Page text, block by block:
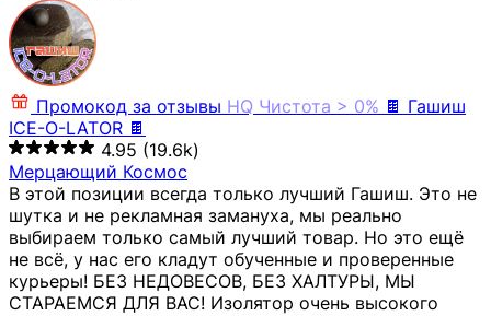
Промокод за отзывы HQ Чистота > 0% 🍫 Гашиш
ICE-O-LATOR 🍫
4.95 (19.6k)
Мерцающий Космос
В этой позиции всегда только лучший Гашиш. Это не
шутка и не рекламная замануха, мы реально
выбираем только самый лучший товар. Но это ещё
не всё, у нас его кладут обученные и проверенные
курьеры! БЕЗ НЕДОВЕСОВ, БЕЗ ХАЛТУРЫ, МЫ
СТАРАЕМСЯ ДЛЯ ВАС! Изолятор очень высокого